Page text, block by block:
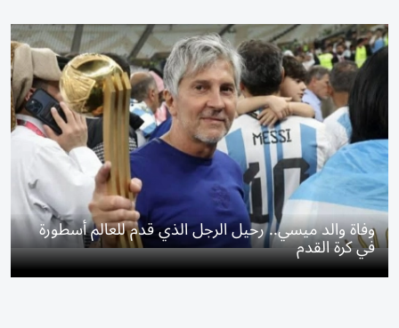
وفاة والد ميسي.. رحيل الرجل الذي قدم للعالم أسطورة
في كرة القدم